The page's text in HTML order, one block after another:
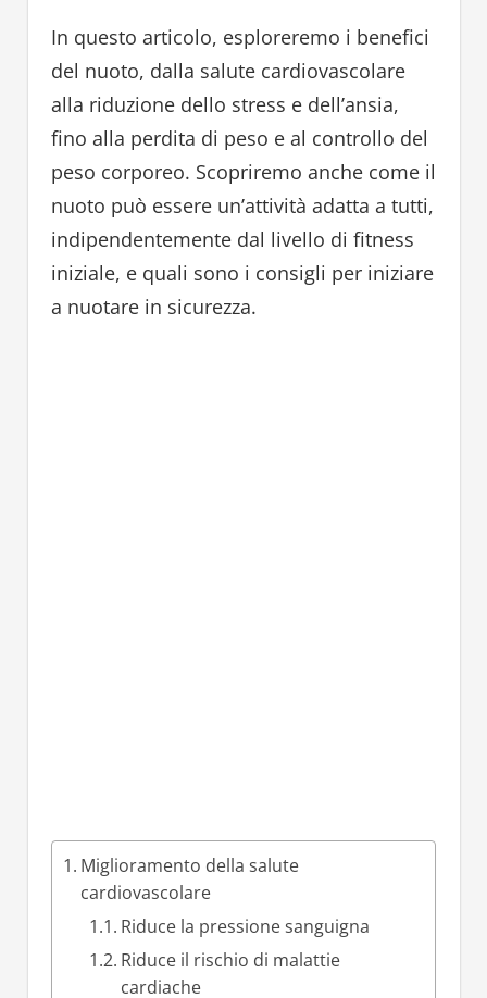
In questo articolo, esploreremo i benefici
del nuoto, dalla salute cardiovascolare
alla riduzione dello stress e dell’ansia,
fino alla perdita di peso e al controllo del
peso corporeo. Scopriremo anche come il
nuoto può essere un’attività adatta a tutti,
indipendentemente dal livello di fitness
iniziale, e quali sono i consigli per iniziare
a nuotare in sicurezza.
Miglioramento della salute
cardiovascolare
Riduce la pressione sanguigna
Riduce il rischio di malattie
cardiache